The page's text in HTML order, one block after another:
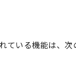
ている機能は、次